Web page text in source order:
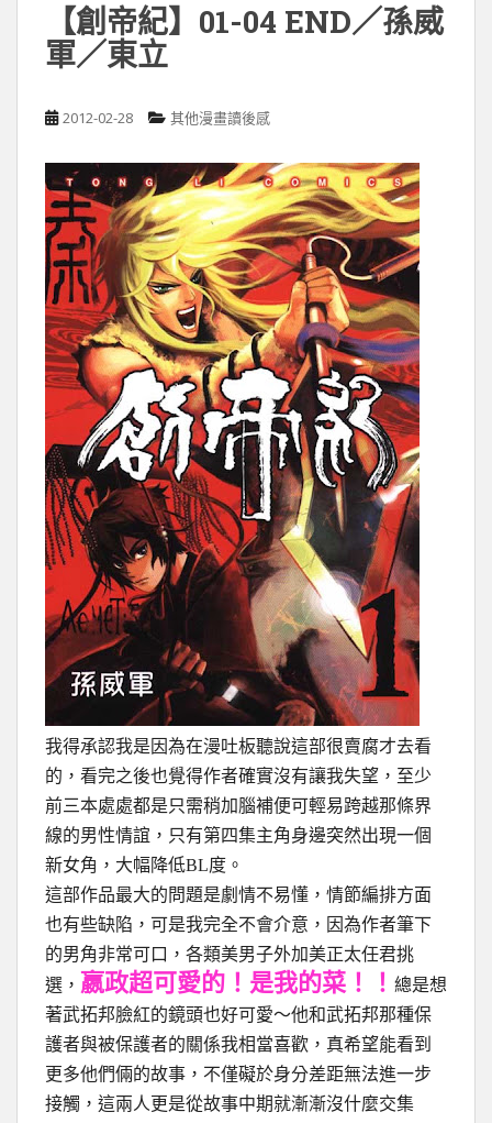
【創帝紀】01-04 END／孫威
軍／東立
2012-02-28 其他漫畫讀後感
我得承認我是因為在漫吐板聽說這部很賣腐才去看
的，看完之後也覺得作者確實沒有讓我失望，至少
前三本處處都是只需稍加腦補便可輕易跨越那條界
線的男性情誼，只有第四集主角身邊突然出現一個
新女角，大幅降低BL度。
這部作品最大的問題是劇情不易懂，情節編排方面
也有些缺陷，可是我完全不會介意，因為作者筆下
的男角非常可口，各類美男子外加美正太任君挑
選， 嬴政超可愛的！是我的菜！！ 總是想
著武拓邦臉紅的鏡頭也好可愛～他和武拓邦那種保
護者與被保護者的關係我相當喜歡，真希望能看到
更多他們倆的故事，不僅礙於身分差距無法進一步
接觸，這兩人更是從故事中期就漸漸沒什麼交集